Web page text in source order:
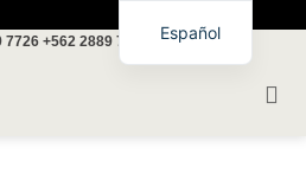
7726 +562 2889 7717 Español